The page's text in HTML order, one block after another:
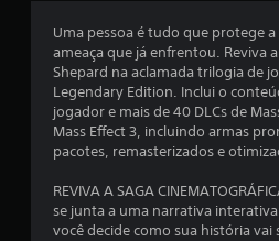
Uma pessoa é tudo que protege
ameaça que já enfrentou. Reviva
Shepard na aclamada trilogia de
Legendary Edition. Inclui o
jogador e mais de 40 DLCs de
Mass Effect 3, incluindo armas
pacotes, remasterizados e
REVIVA A SAGA
se junta a uma narrativa
você decide como sua história vai